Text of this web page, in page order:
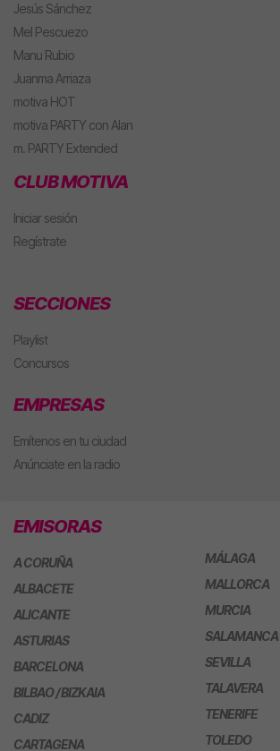
Jesús Sánchez
Mel Pescuezo
Manu Rubio
Juanma Arriaza
motiva HOT
motiva PARTY con Alan
m. PARTY Extended
CLUB MOTIVA
Iniciar sesión
Regístrate
SECCIONES
Playlist
Concursos
EMPRESAS
Emítenos en tu ciudad
Anúnciate en la radio
EMISORAS
A CORUÑA
ALBACETE
ALICANTE
ASTURIAS
BARCELONA
BILBAO / BIZKAIA
CADIZ
CARTAGENA
MÁLAGA
MALLORCA
MURCIA
SALAMANCA
SEVILLA
TALAVERA
TENERIFE
TOLEDO